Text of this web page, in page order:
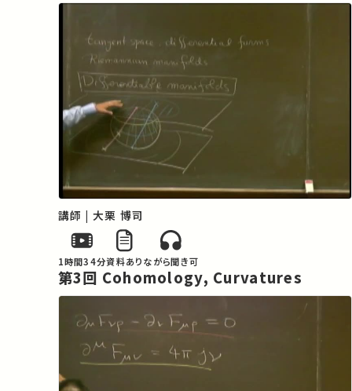
講師 | 大栗 博司
1時間34分資料ありながら聞き可
第3回 Cohomology, Curvatures